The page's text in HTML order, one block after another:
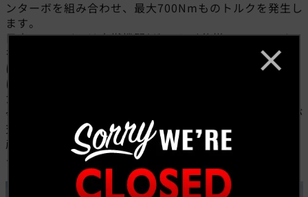
ンターボを組み合わせ、最大700Nmものトルクを発生し
ます。
日産のエンジンは内燃機関(ガソリン)仕様のICEエンジン
を「真っ白なキャンバスに一から図面を描き起こすこと
はもうやらない」とコメントしており、実はアルマーダ
に搭載しているVR35DDTTが、「図面を一から引き直し
た最後の“ピュアICE”がVR35だ」とも述べています。
今後はe-power(バッテリーメインでの走行でエンジンが
充電をサポートするという機構)が主力となる為、US日
産アルマーダのVR35DDTTは希少性が高いエンジンとな
ることは目に見えています。